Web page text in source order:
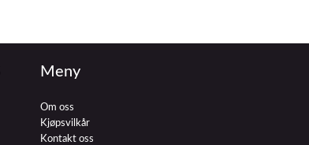
Meny
Om oss
Kjøpsvilkår
Kontakt oss